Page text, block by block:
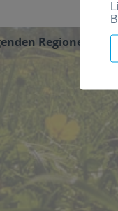
Regionen,